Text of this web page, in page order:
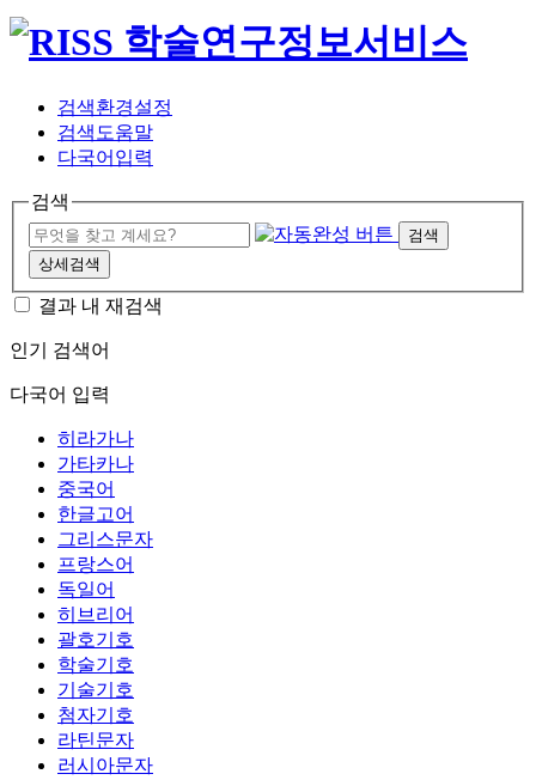
검색환경설정
검색도움말
다국어입력
검색
검색
상세검색
결과 내 재검색
인기 검색어
다국어 입력
히라가나
가타카나
중국어
한글고어
그리스문자
프랑스어
독일어
히브리어
괄호기호
학술기호
기술기호
첨자기호
라틴문자
러시아문자